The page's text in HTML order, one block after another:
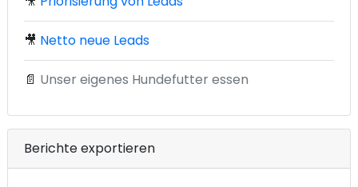
🎥 Netto neue Leads
📄 Unser eigenes Hundefutter essen
Berichte exportieren